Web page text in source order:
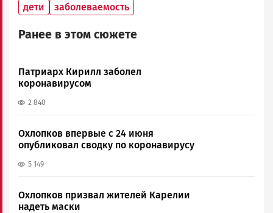
дети
заболеваемость
Ранее в этом сюжете
Патриарх Кирилл заболел
коронавирусом
2 840
Охлопков впервые с 24 июня
опубликовал сводку по коронавирусу
5 149
Охлопков призвал жителей Карелии
надеть маски